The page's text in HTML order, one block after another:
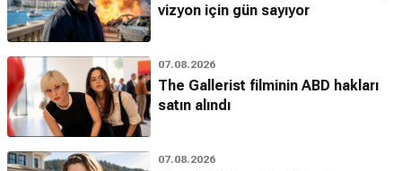
vizyon için gün sayıyor
07.08.2026
The Gallerist filminin ABD hakları
satın alındı
07.08.2026